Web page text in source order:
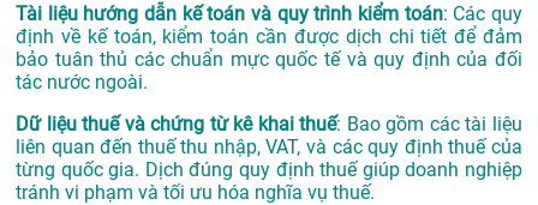
Tài liệu hướng dẫn kế toán và quy trình kiểm toán: Các quy
định về kế toán, kiểm toán cần được dịch chi tiết để đảm
bảo tuân thủ các chuẩn mực quốc tế và quy định của đối
tác nước ngoài.
Dữ liệu thuế và chứng từ kê khai thuế: Bao gồm các tài liệu
liên quan đến thuế thu nhập, VAT, và các quy định thuế của
từng quốc gia. Dịch đúng quy định thuế giúp doanh nghiệp
tránh vi phạm và tối ưu hóa nghĩa vụ thuế.